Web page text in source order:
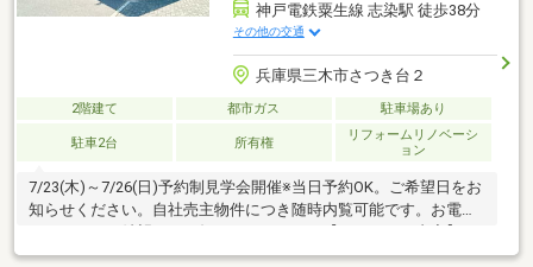
神戸電鉄粟生線 志染駅 徒歩38分
その他の交通
兵庫県三木市さつき台２
2階建て 都市ガス 駐車場あり
駐車2台 所有権
リフォームリノベーシ
ョン
7/23(木)～7/26(日)予約制見学会開催※当日予約OK。ご希望日をお
知らせください。自社売主物件につき随時内覧可能です。お電話
外壁屋根塗装予定【おすすめポイント】・雨漏り、構造上主要な